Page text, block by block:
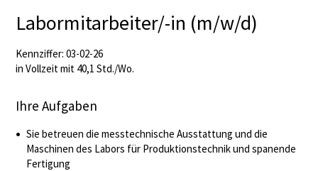
Labormitarbeiter/-in (m/w/d)
Kennziffer: 03-02-26
in Vollzeit mit 40,1 Std./Wo.
Ihre Aufgaben
Sie betreuen die messtechnische Ausstattung und die
Maschinen des Labors für Produktionstechnik und spanende
Fertigung